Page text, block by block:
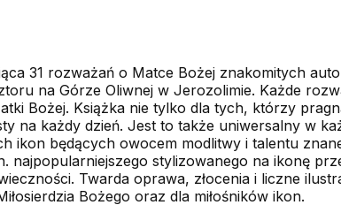
31 rozważań o Matce Bożej znakomitych
na Górze Oliwnej w Jerozolimie. Każde
Bożej. Książka nie tylko dla tych, którzy
na każdy dzień. Jest to także uniwersalny w
ikon będących owocem modlitwy i talentu
najpopularniejszego stylizowanego na ikonę
Twarda oprawa, złocenia i liczne
Bożego oraz dla miłośników ikon.